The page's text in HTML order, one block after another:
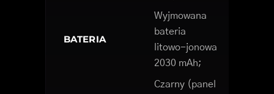
BATERIA
Wyjmowana
bateria
litowo-jonowa
2030 mAh;
Czarny (panel